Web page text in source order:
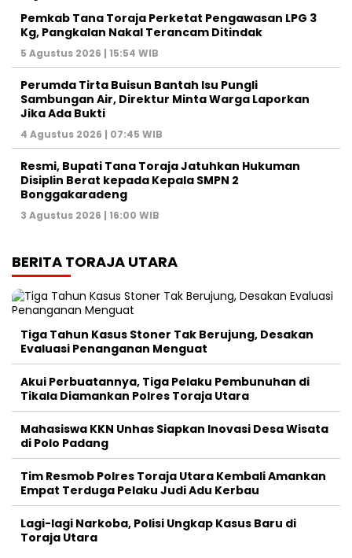
Pemkab Tana Toraja Perketat Pengawasan LPG 3
Kg, Pangkalan Nakal Terancam Ditindak
5 Agustus 2026 | 15:54 WIB
Perumda Tirta Buisun Bantah Isu Pungli
Sambungan Air, Direktur Minta Warga Laporkan
Jika Ada Bukti
4 Agustus 2026 | 07:45 WIB
Resmi, Bupati Tana Toraja Jatuhkan Hukuman
Disiplin Berat kepada Kepala SMPN 2
Bonggakaradeng
3 Agustus 2026 | 16:00 WIB
BERITA TORAJA UTARA
Tiga Tahun Kasus Stoner Tak Berujung, Desakan
Evaluasi Penanganan Menguat
Akui Perbuatannya, Tiga Pelaku Pembunuhan di
Tikala Diamankan Polres Toraja Utara
Mahasiswa KKN Unhas Siapkan Inovasi Desa Wisata
di Polo Padang
Tim Resmob Polres Toraja Utara Kembali Amankan
Empat Terduga Pelaku Judi Adu Kerbau
Lagi-lagi Narkoba, Polisi Ungkap Kasus Baru di
Toraja Utara